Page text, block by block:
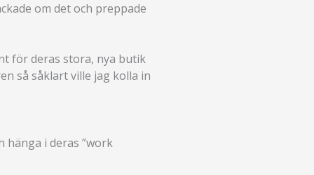
om det och preppade
för deras stora, nya butik
så såklart ville jag kolla in
hänga i deras ”work